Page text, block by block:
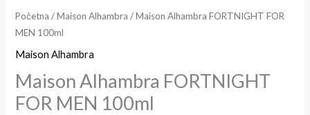
Početna /Maison Alhambra / Maison Alhambra FORTNIGHT FOR
MEN 100ml
Maison Alhambra
Maison Alhambra FORTNIGHT
FOR MEN 100ml